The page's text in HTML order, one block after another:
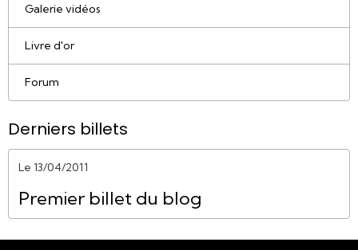
Galerie vidéos
Livre d'or
Forum
Derniers billets
Le 13/04/2011
Premier billet du blog